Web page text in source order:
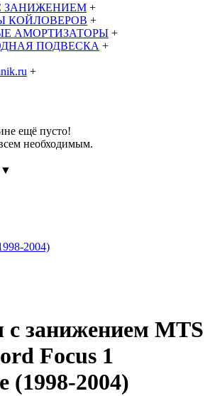
ЗАНИЖЕНИЕМ +
КОЙЛОВЕРОВ +
АМОРТИЗАТОРЫ +
ПОДВЕСКА +
+
ещё пусто!
необходимым.
▼
2004)
занижением MTS
Focus 1
(1998-2004)